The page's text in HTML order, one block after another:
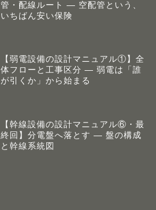
管・配線ルート ― 空配管という、
いちばん安い保険
【弱電設備の設計マニュアル①】全
体フローと工事区分 ― 弱電は「誰
が引くか」から始まる
【幹線設備の設計マニュアル⑥・最
終回】分電盤へ落とす ― 盤の構成
と幹線系統図